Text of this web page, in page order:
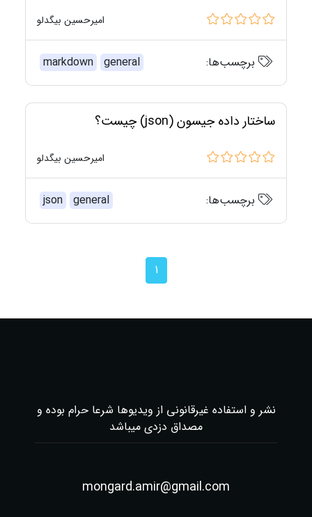
امیرحسین بیگدلو
برچسب‌ها: markdown general
ساختار داده جیسون (json) چیست؟
امیرحسین بیگدلو
برچسب‌ها: json general
1
نشر و استفاده غیرقانونی از ویدیوها شرعا حرام بوده و
مصداق دزدی میباشد
mongard.amir@gmail.com